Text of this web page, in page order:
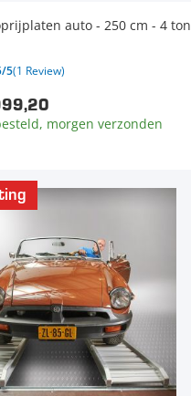
auto - 250 cm - 4 ton
5(1 Review)
morgen verzonden